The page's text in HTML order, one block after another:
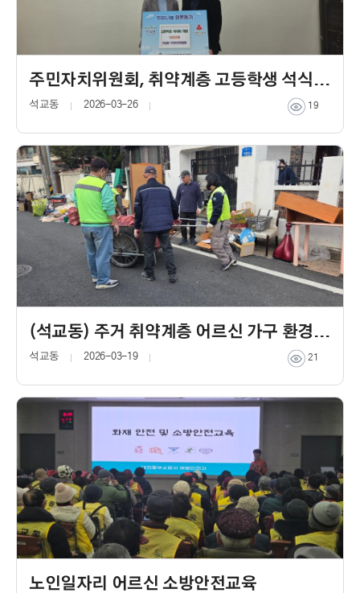
주민자치위원회, 취약계층 고등학생 석식비 지원
석교동 19
2026-03-26
(석교동) 주거 취약계층 어르신 가구 환경 정비 실시
석교동 21
2026-03-19
노인일자리 어르신 소방안전교육